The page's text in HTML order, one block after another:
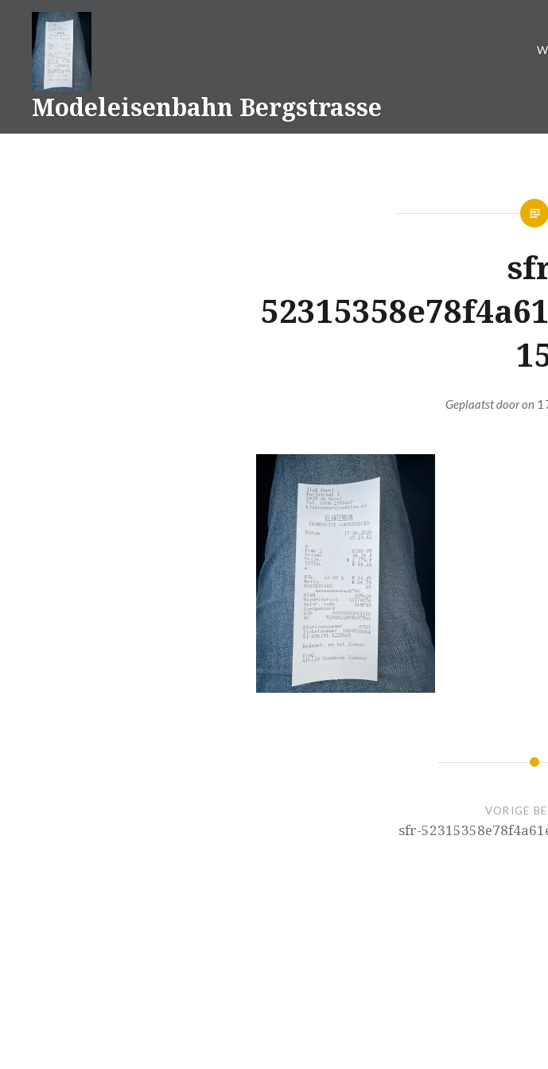
inhoud
springen
Modeleisenbahn Bergstrasse
Geplaatst dooron
VORIGE
sfr-